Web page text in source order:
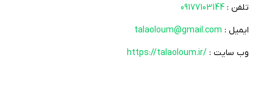
تلفن : 09177103144
ایمیل : talaoloum@gmail.com
وب سایت : https://talaoloum.ir/